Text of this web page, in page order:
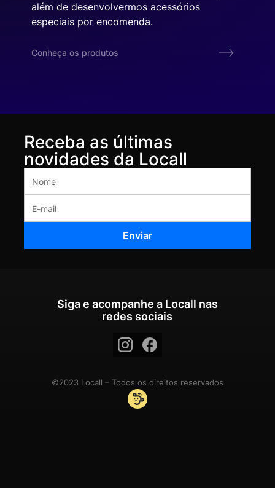
além de desenvolvermos acessórios
especiais por encomenda.
Conheça os produtos
Receba as últimas
novidades da Locall
Siga e acompanhe a Locall nas
redes sociais
©2023 Locall – Todos os direitos reservados